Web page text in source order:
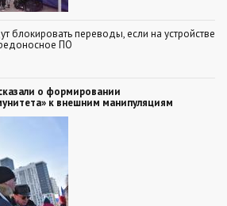
блокировать переводы, если на устройстве
ПО
о формировании
к внешним манипуляциям